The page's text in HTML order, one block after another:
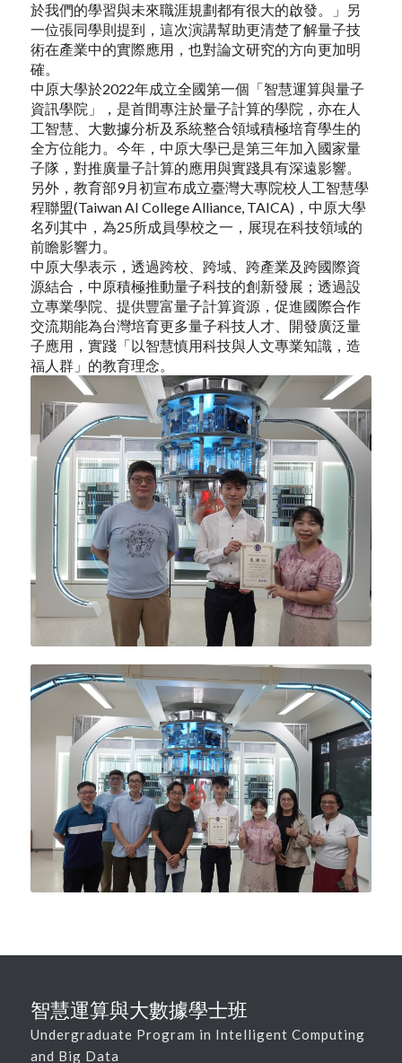
於我們的學習與未來職涯規劃都有很大的啟發。」另
一位張同學則提到，這次演講幫助更清楚了解量子技
術在產業中的實際應用，也對論文研究的方向更加明
確。
中原大學於2022年成立全國第一個「智慧運算與量子
資訊學院」，是首間專注於量子計算的學院，亦在人
工智慧、大數據分析及系統整合領域積極培育學生的
全方位能力。今年，中原大學已是第三年加入國家量
子隊，對推廣量子計算的應用與實踐具有深遠影響。
另外，教育部9月初宣布成立臺灣大專院校人工智慧學
程聯盟(Taiwan AI College Alliance, TAICA)，中原大學
名列其中，為25所成員學校之一，展現在科技領域的
前瞻影響力。
中原大學表示，透過跨校、跨域、跨產業及跨國際資
源結合，中原積極推動量子科技的創新發展；透過設
立專業學院、提供豐富量子計算資源，促進國際合作
交流期能為台灣培育更多量子科技人才、開發廣泛量
子應用，實踐「以智慧慎用科技與人文專業知識，造
福人群」的教育理念。
智慧運算與大數據學士班
Undergraduate Program in Intelligent Computing
and Big Data